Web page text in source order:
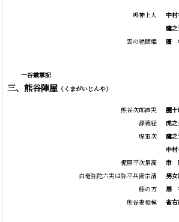
鳴神上人
雲の絶間姫
中
鷹之
廣
一谷嫩軍記
三、熊谷陣屋（くまがいじんや）
熊谷次郎直実
源義経
堤軍次
梶原平次景高
白毫弥陀六実は弥平兵衛宗清
藤の方
熊谷妻相模
團十
虎之
鷹之
中
市
男女
扇
雀